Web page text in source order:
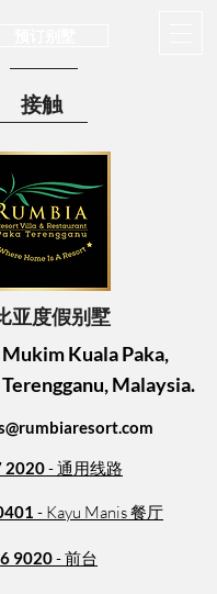
接触
亚度假别墅
Kuala Paka,
Malaysia.
2020- 通用线路
- Kayu Manis 餐厅
9020- 前台